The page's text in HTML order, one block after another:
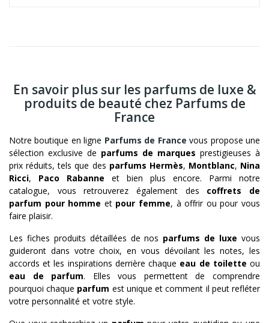
En savoir plus sur les parfums de luxe &
produits de beauté chez Parfums de
France
Notre boutique en ligne Parfums de France vous propose une
sélection exclusive de parfums de marques prestigieuses à
prix réduits, tels que des parfums Hermès, Montblanc, Nina
Ricci, Paco Rabanne et bien plus encore. Parmi notre
catalogue, vous retrouverez également des coffrets de
parfum pour homme et pour femme, à offrir ou pour vous
faire plaisir.
Les fiches produits détaillées de nos parfums de luxe vous
guideront dans votre choix, en vous dévoilant les notes, les
accords et les inspirations derrière chaque eau de toilette ou
eau de parfum. Elles vous permettent de comprendre
pourquoi chaque parfum est unique et comment il peut refléter
votre personnalité et votre style.